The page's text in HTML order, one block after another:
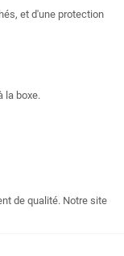
et d'une protection
la boxe.
de qualité. Notre site